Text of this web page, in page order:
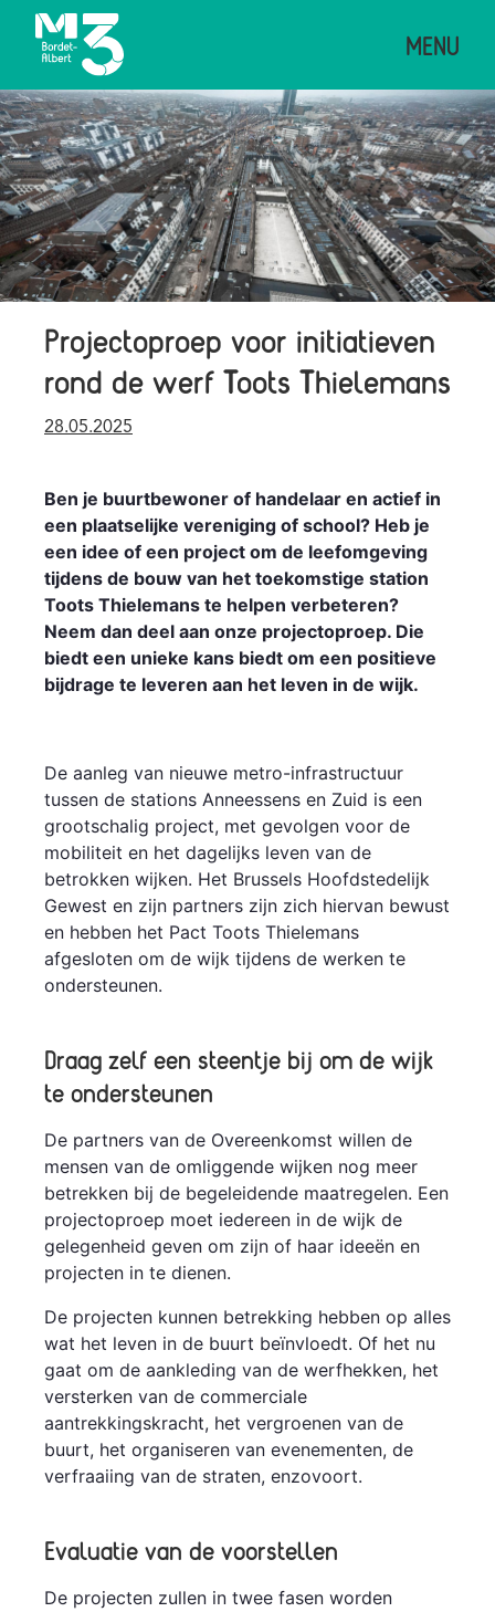
Overslaan
de
inhoud
gaan
MENU
Afbeelding
Projectoproep voor initiatieven
rond de werf Toots Thielemans
Publication
28.05.2025
Ben je buurtbewoner of handelaar en actief in
een plaatselijke vereniging of school? Heb je
een idee of een project om de leefomgeving
tijdens de bouw van het toekomstige station
Toots Thielemans te helpen verbeteren?
Neem dan deel aan onze projectoproep. Die
biedt een unieke kans biedt om een positieve
bijdrage te leveren aan het leven in de wijk.
De aanleg van nieuwe metro-infrastructuur
tussen de stations Anneessens en Zuid is een
grootschalig project, met gevolgen voor de
mobiliteit en het dagelijks leven van de
betrokken wijken. Het Brussels Hoofdstedelijk
Gewest en zijn partners zijn zich hiervan bewust
en hebben het Pact Toots Thielemans
afgesloten om de wijk tijdens de werken te
ondersteunen.
Draag zelf een steentje bij om de wijk
te ondersteunen
De partners van de Overeenkomst willen de
mensen van de omliggende wijken nog meer
betrekken bij de begeleidende maatregelen. Een
projectoproep moet iedereen in de wijk de
gelegenheid geven om zijn of haar ideeën en
projecten in te dienen.
De projecten kunnen betrekking hebben op alles
wat het leven in de buurt beïnvloedt. Of het nu
gaat om de aankleding van de werfhekken, het
versterken van de commerciale
aantrekkingskracht, het vergroenen van de
buurt, het organiseren van evenementen, de
verfraaiing van de straten, enzovoort.
Evaluatie van de voorstellen
De projecten zullen in twee fasen worden